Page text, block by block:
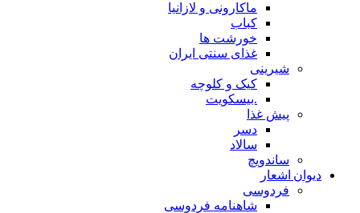
ماکارونی و لازانیا
کباب
خورشت ها
غذای سنتی ایران
شیرینی
کیک و کلوچه
.بیسکویت
پیش غذا
دسر
سالاد
ساندویچ
دیوان اشعار
فردوسی
شاهنامه فردوسی